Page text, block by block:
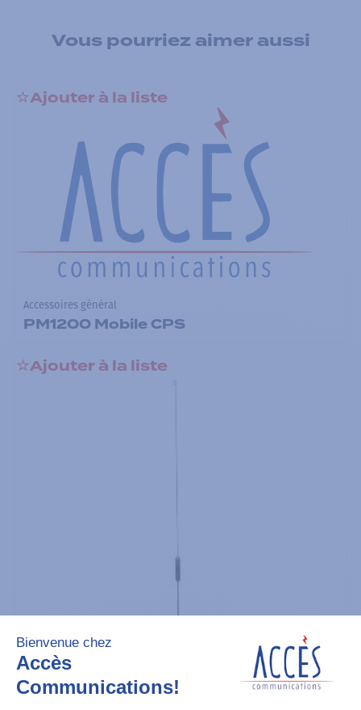
Vous pourriez aimer aussi
Ajouter à la liste
Accessoires général
PM1200 Mobile CPS
Ajouter à la liste